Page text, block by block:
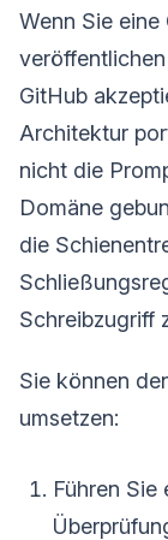
Wenn Sie
GitHub
Architektur
nicht die
Domäne
die
Schreibzugriff
Sie können
umsetzen:
Führen